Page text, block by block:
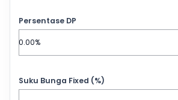
Persentase DP
Suku Bunga Fixed (%)